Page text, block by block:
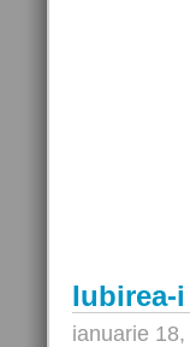
Iubirea-
ianuarie